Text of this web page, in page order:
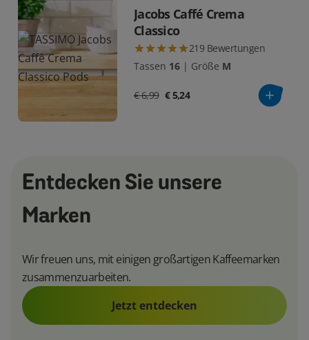
Jacobs Caffé Crema
Classico
219 Bewertungen
Tassen 16 | Größe M
€ 6,99 € 5,24
Entdecken Sie unsere
Marken
Wir freuen uns, mit einigen großartigen Kaffeemarken
zusammenzuarbeiten.
Jetzt entdecken